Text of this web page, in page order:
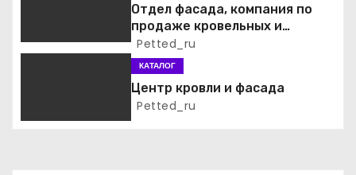
а
и
Отдел фасада, компания по
продаже кровельных и
фасадных материалов
Petted_ru
КАТАЛОГ
Центр кровли и фасада
Petted_ru